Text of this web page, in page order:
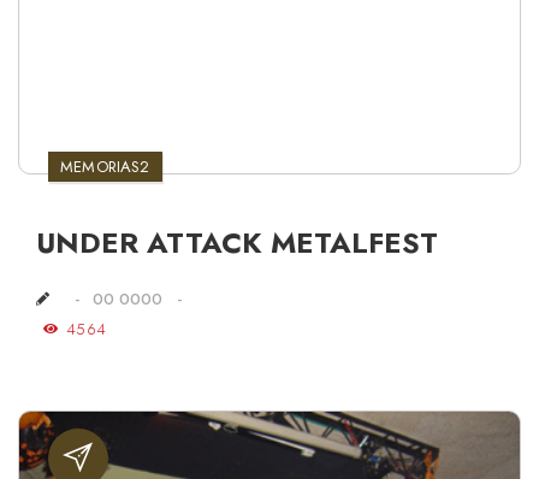
MEMORIAS2
UNDER ATTACK METALFEST
00 0000
4564